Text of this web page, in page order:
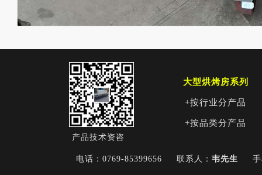
产品技术资咨
大型烘烤房系列
+按行业分产品
+按品类分产品
电话：0769-85399656 联系人： 韦先生